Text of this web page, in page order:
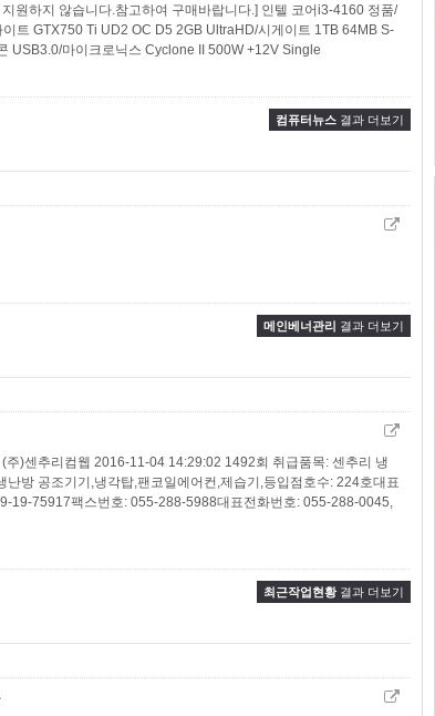
원하지 않습니다.참고하여 구매바랍니다.] 인텔 코어i3-4160 정품/
트 GTX750 Ti UD2 OC D5 2GB UltraHD/시게이트 1TB 64MB S-
USB3.0/마이크로닉스 Cyclone II 500W +12V Single
컴퓨터뉴스 결과 더보기
메인베너관리 결과 더보기
)센추리컴웹 2016-11-04 14:29:02 1492회 취급품목: 센추리 냉
방 공조기기,냉각탑,팬코일에어컨,제습기,등입점호수: 224호대표
19-75917팩스번호: 055-288-5988대표전화번호: 055-288-0045,
최근작업현황결과 더보기